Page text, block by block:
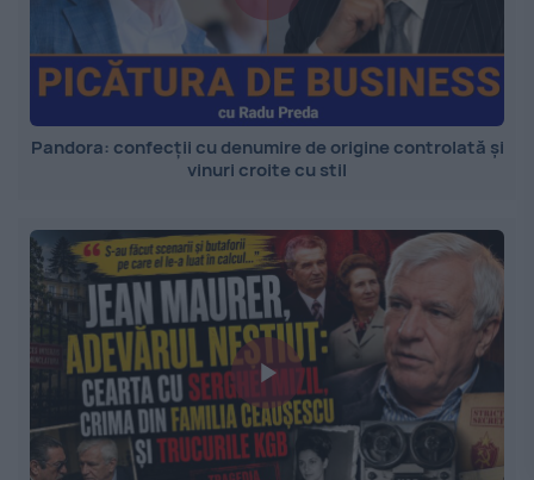
Pandora: confecții cu denumire de origine controlată și
vinuri croite cu stil